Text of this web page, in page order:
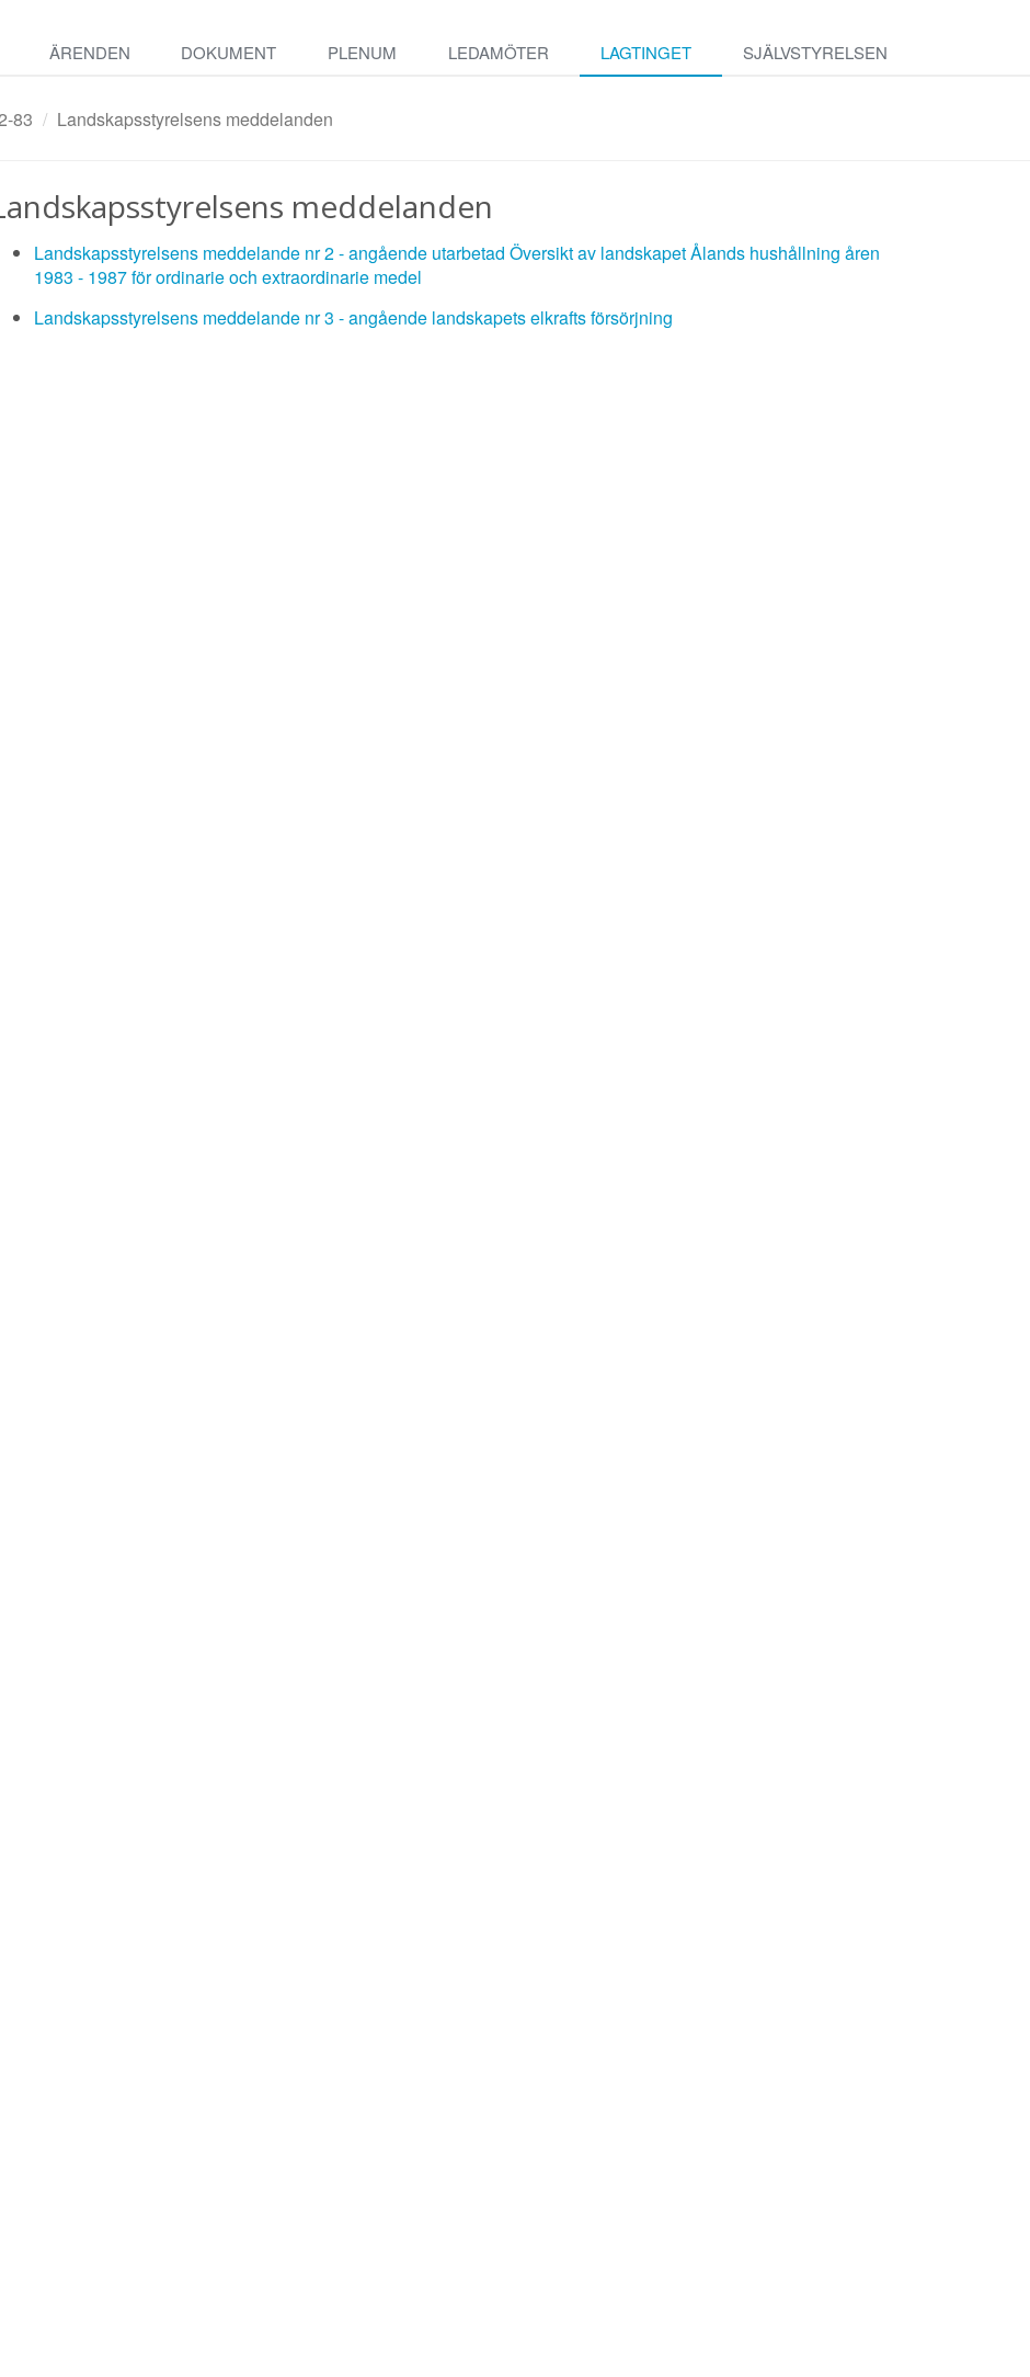
ÄRENDEN DOKUMENT PLENUM LEDAMÖTER LAGTINGET SJÄLVSTYRELSEN
83 Landskapsstyrelsens meddelanden
meddelanden
Landskapsstyrelsens meddelande nr 2 - angående utarbetad Översikt av landskapet Ålands hushållning åren
1983 - 1987 för ordinarie och extraordinarie medel
Landskapsstyrelsens meddelande nr 3 - angående landskapets elkrafts försörjning